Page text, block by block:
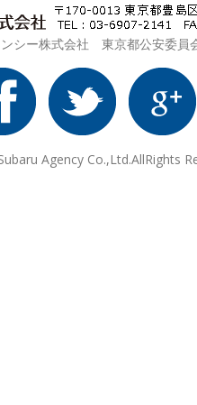
ンシー株式会社 東京都公安委
Agency Co.,Ltd.AllRights